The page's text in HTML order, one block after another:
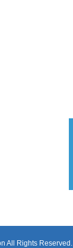
All Rights Reserved.